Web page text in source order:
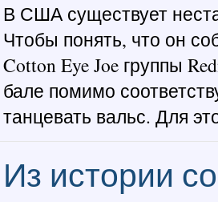
В США существует
Чтобы понять, что он
Cotton Eye Joe группы
бале помимо
танцевать вальс. Для
Из истории